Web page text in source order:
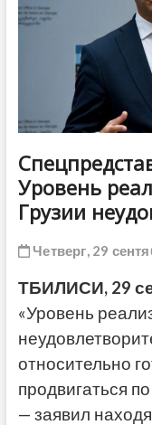
Уровень
Грузии
Четверг, 29
ТБИЛИСИ, 29
«Уровень
относительно
продвигаться
— заявил